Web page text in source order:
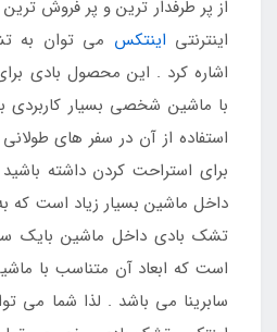
از پر طرفدار ترین و پر فروش
اینترنتی اینتکس می توان به
اشاره کرد . این محصول بادی
با ماشین شخصی بسیار کاربردی
استفاده از آن در سفر های
برای استراحت کردن داشته
داخل ماشین بسیار زیاد است که
تشک بادی داخل ماشین بایک
است که ابعاد آن متناسب با
سابرینا می باشد . لذا شما می